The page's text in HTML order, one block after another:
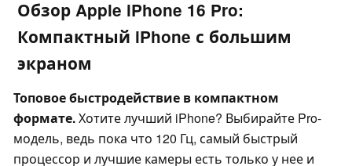
Обзор Apple iPhone 16 Pro:
Компактный iPhone с большим
экраном
Топовое быстродействие в компактном
формате.Хотите лучший iPhone? Выбирайте Pro-
модель, ведь пока что 120 Гц, самый быстрый
процессор и лучшие камеры есть только у нее и